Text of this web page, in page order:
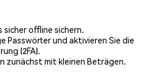
sicher offline sichern.
Passwörter und aktivieren Sie die
(2FA).
zunächst mit kleinen Beträgen.